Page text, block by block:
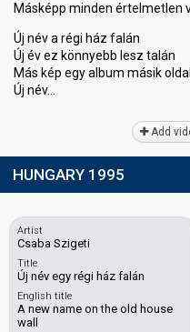
Másképp minden értelmetlen
Új név a régi ház falán
Új év ez könnyebb lesz talán
Más kép egy album máѕik
Új név…
Add
HUNGARY 1995
Artist
Csaba Szigeti
Title
Új név egy régi ház falán
English title
A new name on the old house
wall